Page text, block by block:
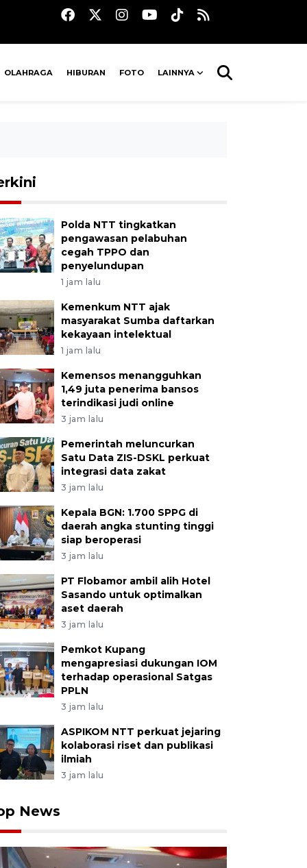
OLAHRAGA HIBURAN FOTO LAINNYA
Polda NTT tingkatkan
pengawasan pelabuhan
cegah TPPO dan
penyelundupan
1 jam lalu
Kemenkum NTT ajak
masyarakat Sumba daftarkan
kekayaan intelektual
1 jam lalu
Kemensos menangguhkan
1,49 juta penerima bansos
terindikasi judi online
3 jam lalu
Pemerintah meluncurkan
Satu Data ZIS-DSKL perkuat
integrasi data zakat
3 jam lalu
Kepala BGN: 1.700 SPPG di
daerah angka stunting tinggi
siap beroperasi
3 jam lalu
PT Flobamor ambil alih Hotel
Sasando untuk optimalkan
aset daerah
3 jam lalu
Pemkot Kupang
mengapresiasi dukungan IOM
terhadap operasional Satgas
PPLN
3 jam lalu
ASPIKOM NTT perkuat jejaring
kolaborasi riset dan publikasi
ilmiah
3 jam lalu
News